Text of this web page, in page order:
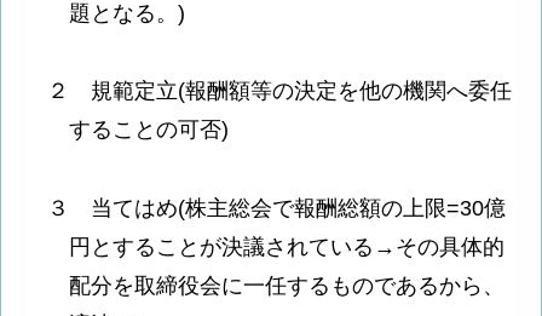
題となる。)
２ 規範定立(報酬額等の決定を他の機関へ委任
することの可否)
３ 当てはめ(株主総会で報酬総額の上限=30億
円とすることが決議されている→その具体的
配分を取締役会に一任するものであるから、